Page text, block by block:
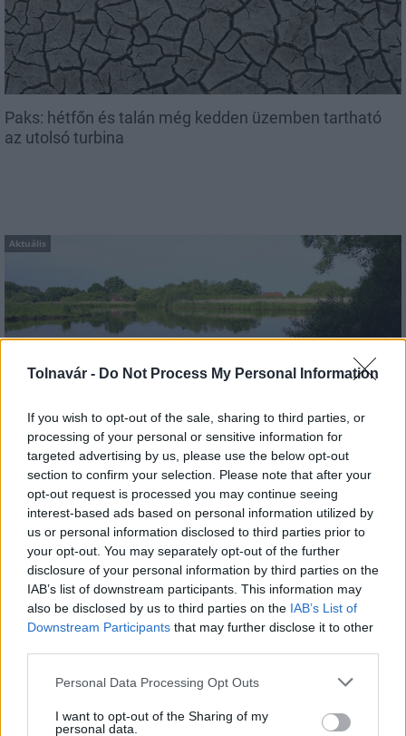
Tolnavár - Do Not Process My Personal Information
If you wish to opt-out of the sale, sharing to third parties, or
processing of your personal or sensitive information for
targeted advertising by us, please use the below opt-out
section to confirm your selection. Please note that after your
opt-out request is processed you may continue seeing
interest-based ads based on personal information utilized by
us or personal information disclosed to third parties prior to
your opt-out. You may separately opt-out of the further
disclosure of your personal information by third parties on the
IAB’s list of downstream participants. This information may
also be disclosed by us to third parties on the IAB’s List of
Downstream Participants that may further disclose it to other
Please note that this website/app uses one or more Google
not limited to your visit or usage behaviour. You may click to
Personal Data Processing Opt Outs
I want to opt-out of the Sharing of my
personal data.
Paks: hétfőn és talán még kedden üzemben tartható
az utolsó turbina
Aktuális
Duna vizét némileg felmelegíti
MAGYAR ÉPÍTŐK
Mi épül?